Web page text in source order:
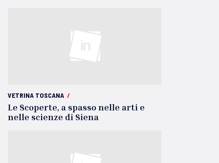
VETRINA TOSCANA /
Le Scoperte, a spasso nelle arti e
nelle scienze di Siena